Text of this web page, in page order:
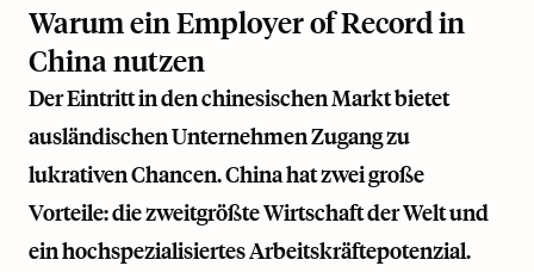
Warum ein Employer of Record in
China nutzen
Der Eintritt in den chinesischen Markt bietet
ausländischen Unternehmen Zugang zu
lukrativen Chancen. China hat zwei große
Vorteile: die zweitgrößte Wirtschaft der Welt und
ein hochspezialisiertes Arbeitskräftepotenzial.